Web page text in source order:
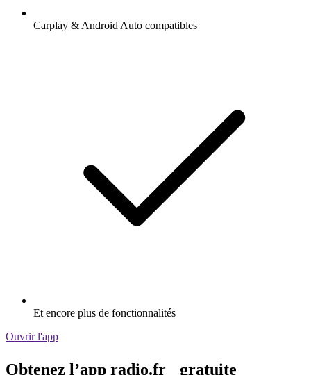
Carplay & Android Auto compatibles
Et encore plus de fonctionnalités
Ouvrir l'app
Obtenez l’app radio.fr gratuite